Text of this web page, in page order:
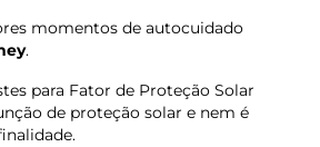
momentos de autocuidado
.
para Fator de Proteção Solar
de proteção solar e nem é